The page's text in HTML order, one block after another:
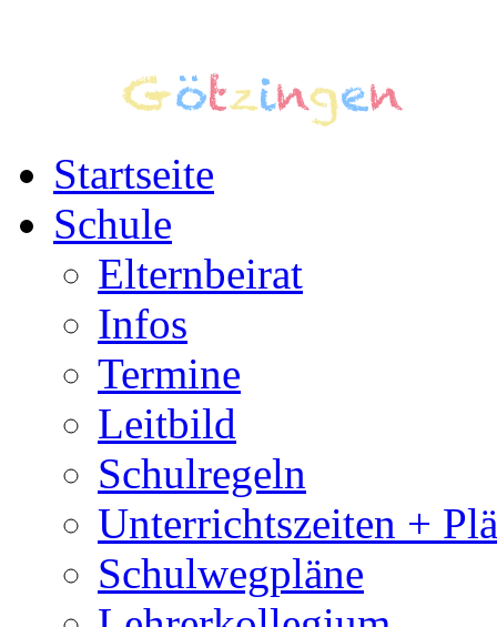
Startseite
Schule
Elternbeirat
Infos
Termine
Leitbild
Schulregeln
Unterrichtszeiten +
Schulwegpläne